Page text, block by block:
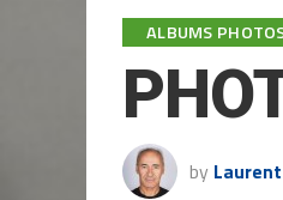
ALBUMS
by Laurent